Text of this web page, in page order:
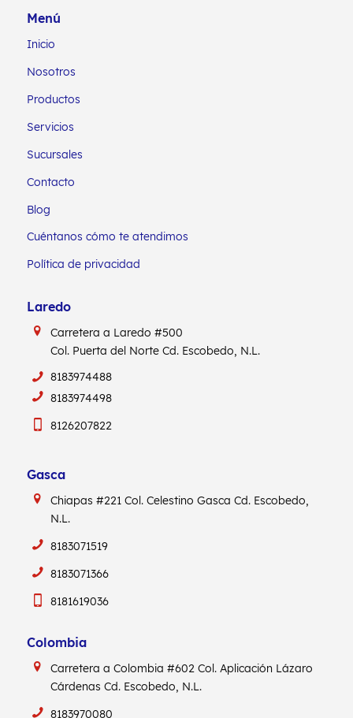
Menú
Inicio
Nosotros
Productos
Servicios
Sucursales
Contacto
Blog
Cuéntanos cómo te atendimos
Política de privacidad
Laredo
Carretera a Laredo #500
Col. Puerta del Norte Cd. Escobedo, N.L.
8183974488
8183974498
8126207822
Gasca
Chiapas #221Col. Celestino GascaCd. Escobedo,
N.L.
8183071519
8183071366
8181619036
Colombia
Carretera a Colombia #602Col. Aplicación Lázaro
CárdenasCd. Escobedo, N.L.
8183970080